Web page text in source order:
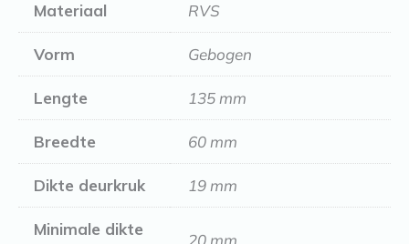
Materiaal RVS
Vorm Gebogen
Lengte 135 mm
Breedte 60 mm
Dikte deurkruk 19 mm
Minimale dikte
20 mm